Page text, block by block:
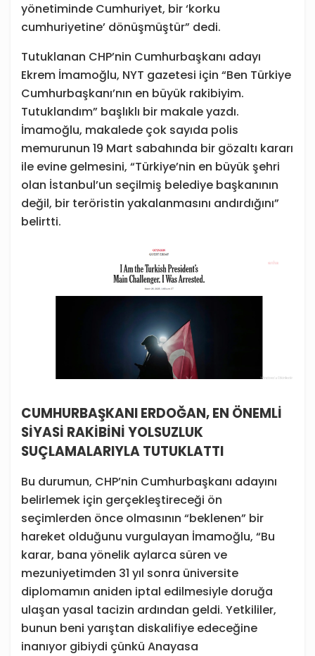
yönetiminde Cumhuriyet, bir ‘korku
cumhuriyetine’ dönüşmüştür” dedi.
Tutuklanan CHP’nin Cumhurbaşkanı adayı
Ekrem İmamoğlu, NYT gazetesi için “Ben Türkiye
Cumhurbaşkanı’nın en büyük rakibiyim.
Tutuklandım” başlıklı bir makale yazdı.
İmamoğlu, makalede çok sayıda polis
memurunun 19 Mart sabahında bir gözaltı kararı
ile evine gelmesini, “Türkiye’nin en büyük şehri
olan İstanbul’un seçilmiş belediye başkanının
değil, bir teröristin yakalanmasını andırdığını”
belirtti.
CUMHURBAŞKANI ERDOĞAN, EN ÖNEMLİ
SİYASİ RAKİBİNİ YOLSUZLUK
SUÇLAMALARIYLA TUTUKLATTI
Bu durumun, CHP’nin Cumhurbaşkanı adayını
belirlemek için gerçekleştireceği ön
seçimlerden önce olmasının “beklenen” bir
hareket olduğunu vurgulayan İmamoğlu, “Bu
karar, bana yönelik aylarca süren ve
mezuniyetimden 31 yıl sonra üniversite
diplomamın aniden iptal edilmesiyle doruğa
ulaşan yasal tacizin ardından geldi. Yetkililer,
bunun beni yarıştan diskalifiye edeceğine
inanıyor gibiydi çünkü Anayasa